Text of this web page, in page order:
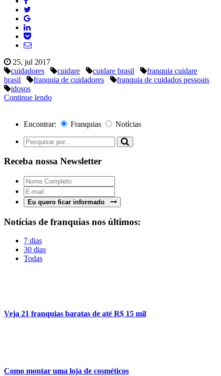
25, jul 2017
cuidadores
cuidare cuidare brasil
franquia cuidare
brasil
franquia de cuidadores
franquia de cuidados pessoais
idosos
Continue lendo
Encontrar: Franquias Notícias
Receba nossa Newsletter
Eu quero ficar informado
Notícias de franquias nos últimos:
7 dias
30 dias
Todas
Veja 21 franquias baratas de até R$ 15 mil
Como montar uma loja de cosméticos